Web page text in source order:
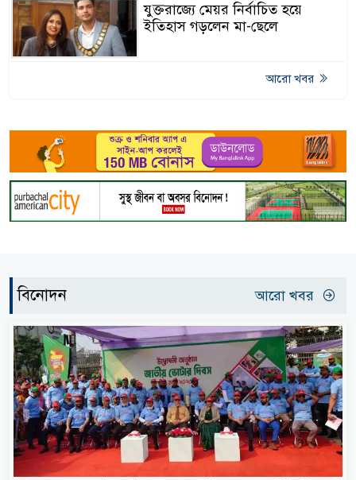
যুক্তরাজ্যে মেয়র নির্বাচিত হয়ে
ইতিহাস গড়লেন মা-ছেলে
আরো খবর
বিনোদন আরো খবর